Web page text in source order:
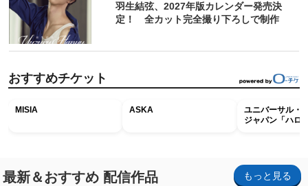
羽生結弦、2027年版カレンダー発売決
定！ 全カット完全撮り下ろしで制作
おすすめチケット
MISIA ASKA
ユニバーサル・
ジャパン「ハロ
最新＆おすすめ 配信作品 もっと見る